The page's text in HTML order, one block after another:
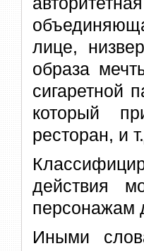
лице,
образа
сигаретной
который
ресторан, и
действия
персонажам
Иными